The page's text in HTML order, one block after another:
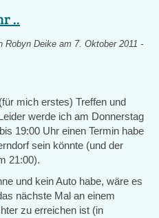
..
Robyn Deike am 7. Oktober 2011 -
mich erstes) Treffen und
werde ich am Donnerstag
19:00 Uhr einen Termin habe
sein könnte (und der
21:00).
und kein Auto habe, wäre es
nächste Mal an einem
zu erreichen ist (in